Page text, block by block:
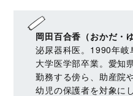
岡田百合香（おかだ・
泌尿器科医。1990年
大学医学部卒業。愛知
勤務する傍ら、助産院
幼児の保護者を対象に